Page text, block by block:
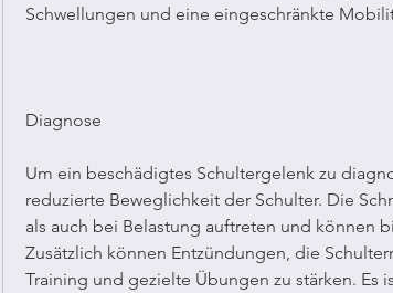
Schwellungen und eine eingeschränkte
Diagnose
Um ein beschädigtes Schultergelenk zu
reduzierte Beweglichkeit der Schulter. Die
als auch bei Belastung auftreten und können
Zusätzlich können Entzündungen, die
Training und gezielte Übungen zu stärken. Es